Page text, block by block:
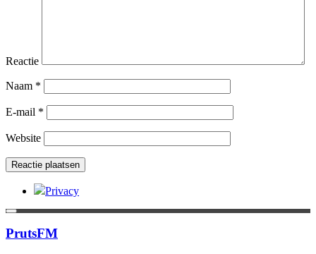
Reactie
Naam *
E-mail *
Website
Privacy
PrutsFM